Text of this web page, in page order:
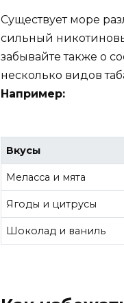
Существует море
сильный
забывайте также о
несколько видов
Например:
Вкусы
Меласса и мята
Ягоды и цитрусы
Шоколад и ваниль